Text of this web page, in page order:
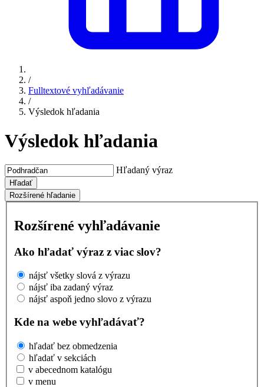
/
Fulltextové vyhľadávanie
/
Výsledok hľadania
Výsledok hľadania
Hľadaný výraz
Hľadať
Rozšírené hľadanie
Rozšírené vyhľadávanie
Ako hľadať výraz z viac slov?
nájsť všetky slová z výrazu
nájsť iba zadaný výraz
nájsť aspoň jedno slovo z výrazu
Kde na webe vyhľadávať?
hľadať bez obmedzenia
hľadať v sekciách
v abecednom katalógu
v menu